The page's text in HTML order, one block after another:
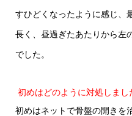
すひどくなったように感じ、
長く、昼過ぎたあたりから左
でした。
初めはどのように対処しまし
初めはネットで骨盤の開きを